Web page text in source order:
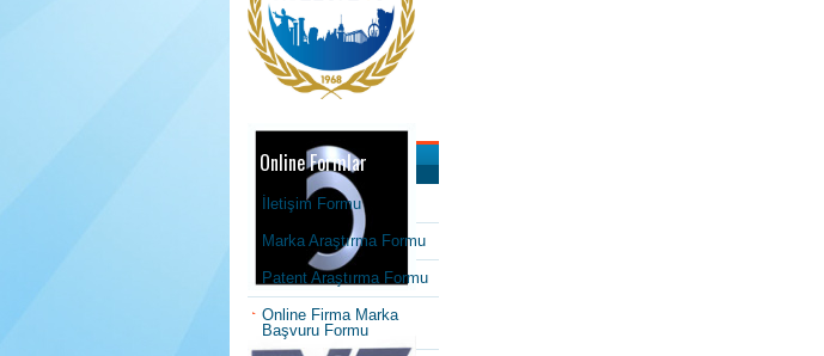
Online Formlar
İletişim Formu
Marka Araştırma Formu
Patent Araştırma Formu
Online Firma Marka
Başvuru Formu